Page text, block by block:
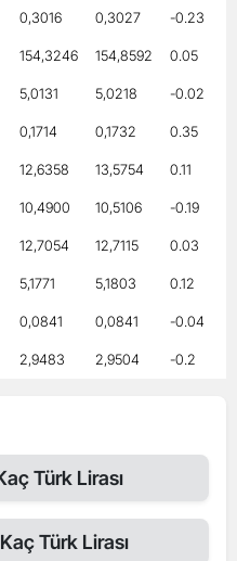
0,3016 0,3027 -0.23
154,3246 154,8592 0.05
5,0131 5,0218 -0.02
0,1714 0,1732 0.35
12,6358 13,5754 0.11
10,4900 10,5106 -0.19
12,7054 12,7115 0.03
5,1771 5,1803 0.12
0,0841 0,0841 -0.04
2,9483 2,9504 -0.2
Türk Lirası
Kaç Türk Lirası